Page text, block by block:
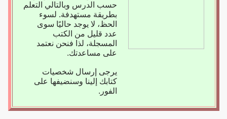
حسب الدرس وبالتالي التعلم
بطريقة مستهدفة. لسوء
الحظ، لا يوجد حاليًا سوى
عدد قليل من الكتب
المسجلة، لذا فنحن نعتمد
على مساعدتك.
يرجى إرسال شخصيات
كتابك إلينا وسنضيفها على
الفور.